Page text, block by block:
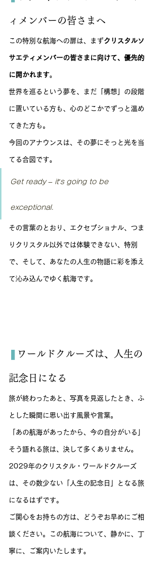
ィメンバーの皆さまへ
この特別な航海への扉は、まずクリスタルソ
サエティメンバーの皆さまに向けて、優先的
に開かれます。
世界を巡るという夢を、まだ「構想」の段階
に置いている方も、心のどこかでずっと温め
てきた方も。
今回のアナウンスは、その夢にそっと光を当
てる合図です。
Get ready – it’s going to be
exceptional.
その言葉のとおり、エクセプショナル、つま
りクリスタル以外では体験できない、特別
で、そして、あなたの人生の物語に彩を添え
て沁み込んでゆく航海です。
ワールドクルーズは、人生の
記念日になる
旅が終わったあと、写真を見返したとき、ふ
とした瞬間に思い出す風景や言葉。
「あの航海があったから、今の自分がいる」
そう語れる旅は、決して多くありません。
2029年のクリスタル・ワールドクルーズ
は、その数少ない「人生の記念日」となる旅
になるはずです。
ご関心をお持ちの方は、どうぞお早めにご相
談ください。この航海について、静かに、丁
寧に、ご案内いたします。